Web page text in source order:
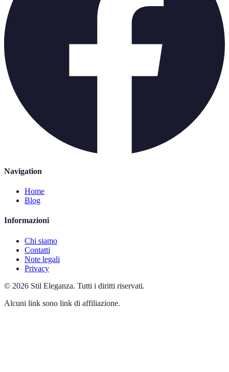
Navigation
Home
Blog
Informazioni
Chi siamo
Contatti
Note legali
Privacy
© 2026 Stil Eleganza. Tutti i diritti riservati.
Alcuni link sono link di affiliazione.